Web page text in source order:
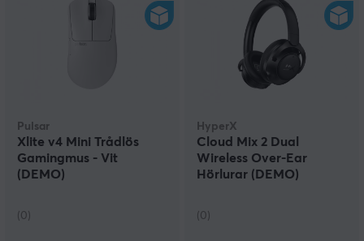
Pulsar
Xlite v4 Mini Trådlös
Gamingmus - Vit
(DEMO)
(0)
HyperX
Cloud Mix 2 Dual
Wireless Over-Ear
Hörlurar (DEMO)
(0)